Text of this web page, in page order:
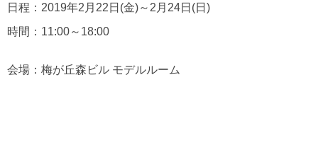
日程：2019年2月22日(金)～2月24日(日)
時間：11:00～18:00
会場：梅が丘森ビル モデルルーム